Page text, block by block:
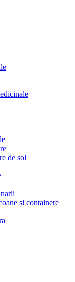
de sol
și containere